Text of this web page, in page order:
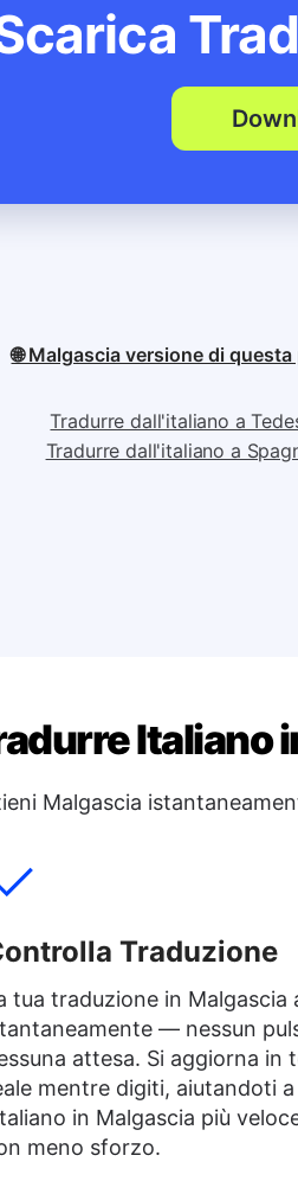
🌐 Malgascia versione di questa
Tradurre dall'italiano a
Tradurre dall'italiano a
Italiano
Malgascia
Traduzione
tua traduzione in Malgascia
— nessun
attesa. Si aggiorna in
mentre digiti, aiutandoti
in Malgascia più
meno sforzo.